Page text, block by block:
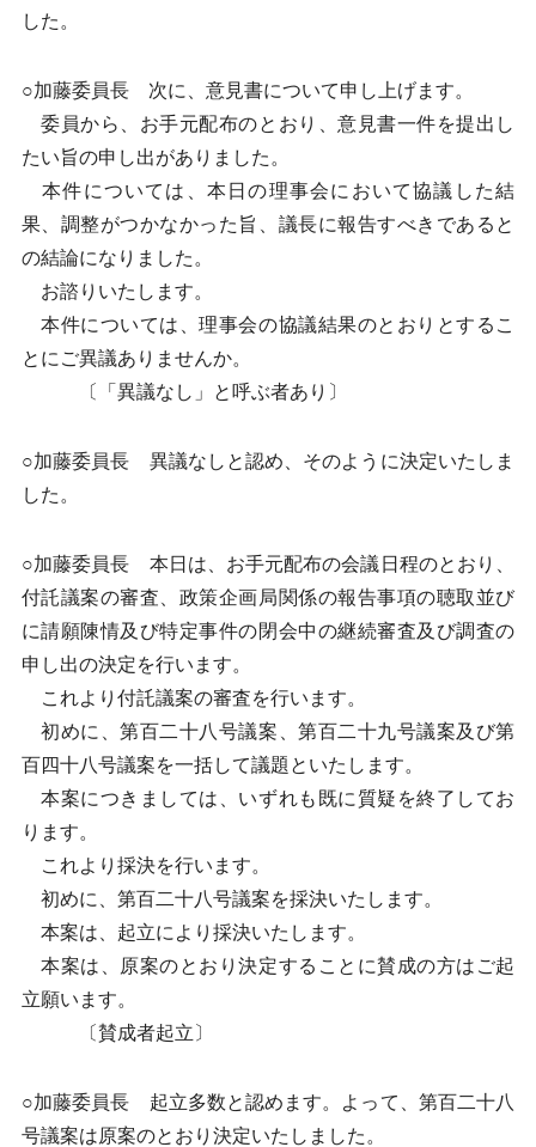
した。
○加藤委員長 次に、意見書について申し上げます。
委員から、お手元配布のとおり、意見書一件を提出し
たい旨の申し出がありました。
本件については、本日の理事会において協議した結
果、調整がつかなかった旨、議長に報告すべきであると
の結論になりました。
お諮りいたします。
本件については、理事会の協議結果のとおりとするこ
とにご異議ありませんか。
〔「異議なし」と呼ぶ者あり〕
○加藤委員長 異議なしと認め、そのように決定いたしま
した。
○加藤委員長 本日は、お手元配布の会議日程のとおり、
付託議案の審査、政策企画局関係の報告事項の聴取並び
に請願陳情及び特定事件の閉会中の継続審査及び調査の
申し出の決定を行います。
これより付託議案の審査を行います。
初めに、第百二十八号議案、第百二十九号議案及び第
百四十八号議案を一括して議題といたします。
本案につきましては、いずれも既に質疑を終了してお
ります。
これより採決を行います。
初めに、第百二十八号議案を採決いたします。
本案は、起立により採決いたします。
本案は、原案のとおり決定することに賛成の方はご起
立願います。
〔賛成者起立〕
○加藤委員長 起立多数と認めます。よって、第百二十八
号議案は原案のとおり決定いたしました。